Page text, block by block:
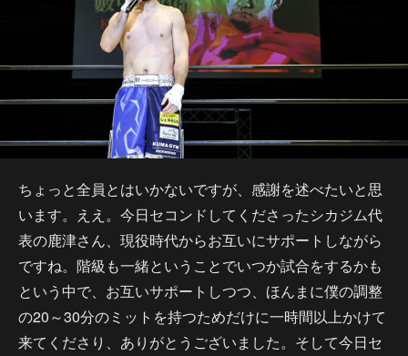
ちょっと全員とはいかないですが、感謝を述べたいと思
います。ええ。今日セコンドしてくださったシカジム代
表の鹿津さん、現役時代からお互いにサポートしながら
ですね。階級も一緒ということでいつか試合をするかも
という中で、お互いサポートしつつ、ほんまに僕の調整
の20～30分のミットを持つためだけに一時間以上かけて
来てくださり、ありがとうございました。そして今日セ